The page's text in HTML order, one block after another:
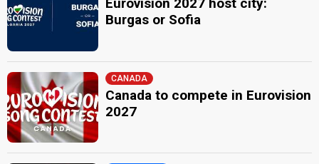
Burgas or Sofia
CANADA
Canada to compete in Eurovision
2027